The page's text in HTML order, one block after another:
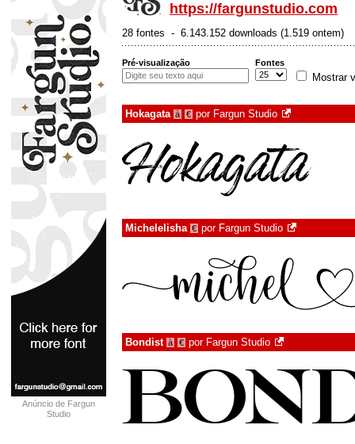
Anúncio de Fargun
Studio
https://fargunstudio.com
28 fontes - 6.143.152 downloads (1.519 ontem)
Pré-visualização Fontes
Mostrar
Hokagata à € por Fargun Studio
Michelelisha € por Fargun Studio
Bondist à € por Fargun Studio